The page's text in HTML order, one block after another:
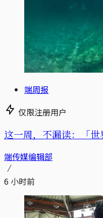
端周报
仅限注册用户
这一周，不漏读：「
端传媒编辑部
6 小时前